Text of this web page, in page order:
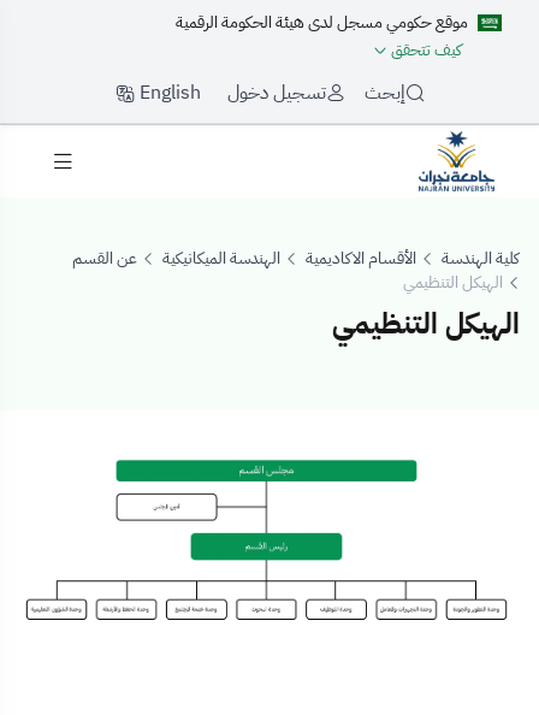
موقع حكومي مسجل لدى هيئة الحكومة الرقمية
كيف تتحقق
إبحث تسجيل دخول English
كلية الهندسة الأقسام الاكاديمية الهندسة الميكانيكية
عن القسم
الهيكل التنظيمي
الهيكل التنظيمي
الهيكل التنظيمي